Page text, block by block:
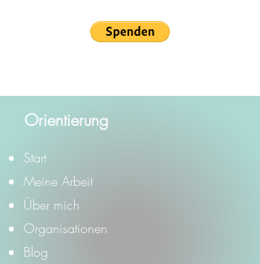
Orientierung
Start
Meine Arbeit
Über mich
Organisationen
Blog